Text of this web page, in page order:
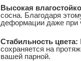
Высокая
сосна. Благодаря
деформации даже при
Стабильность цвета:
сохраняется на
вашей парной.